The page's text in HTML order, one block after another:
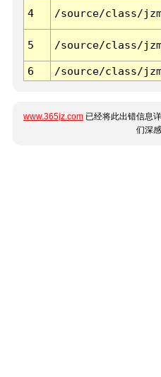
4 /source/class/
5 /source/class/
6 /source/class/
www.365jz.com 已经将此出错信息
们深